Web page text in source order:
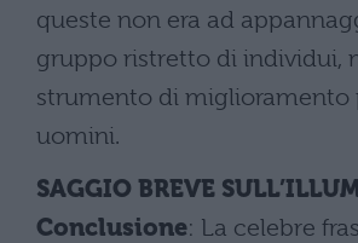
queste non era ad
gruppo ristretto di individui,
strumento di miglioramento
uomini.
SAGGIO BREVE
Conclusione: La celebre